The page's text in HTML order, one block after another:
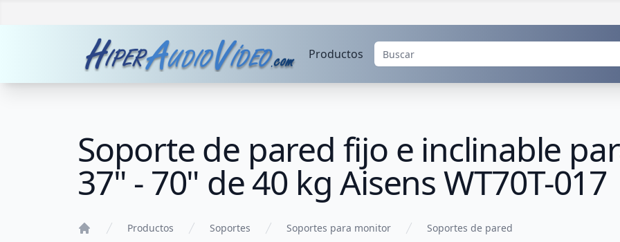
Productos
Soporte de pared fijo e inclinable
37" - 70" de 40 kg Aisens WT70T-017
Productos Soportes Soportes para monitor Soportes de pared